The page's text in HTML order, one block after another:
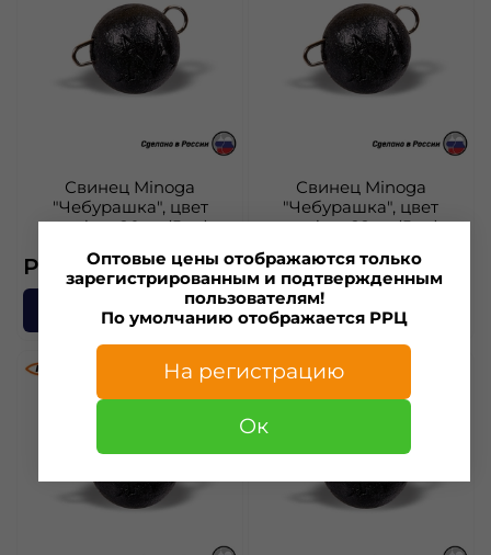
Свинец Minoga
"Чебурашка", цвет
графит, 20 гр.(5шт)
РРЦ — 202 ₽
В корзину
Свинец Minoga
"Чебурашка", цвет
графит, 22 гр.(5шт)
РРЦ — 214 ₽
В корзину
Оптовые цены отображаются только
зарегистрированным и подтвержденным
пользователям!
По умолчанию отображается РРЦ
На регистрацию
Ок